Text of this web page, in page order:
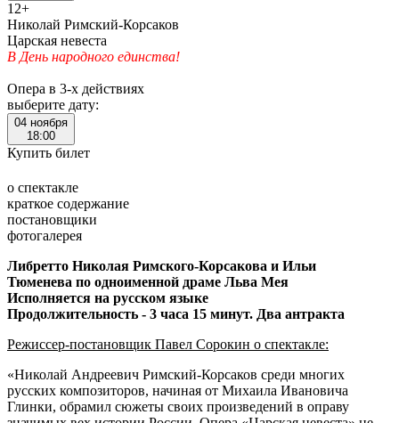
12+
Николай Римский-Корсаков
Царская невеста
В День народного единства!
Опера в 3-х действиях
выберите дату:
04 ноября
18:00
Купить билет
о спектакле
краткое содержание
постановщики
фотогалерея
Либретто Николая Римского-Корсакова и Ильи
Тюменева по одноименной драме Льва Мея
Исполняется на русском языке
Продолжительность - 3 часа 15 минут. Два антракта
Режиссер-постановщик Павел Сорокин о спектакле:
«Николай Андреевич Римский-Корсаков среди многих
русских композиторов, начиная от Михаила Ивановича
Глинки, обрамил сюжеты своих произведений в оправу